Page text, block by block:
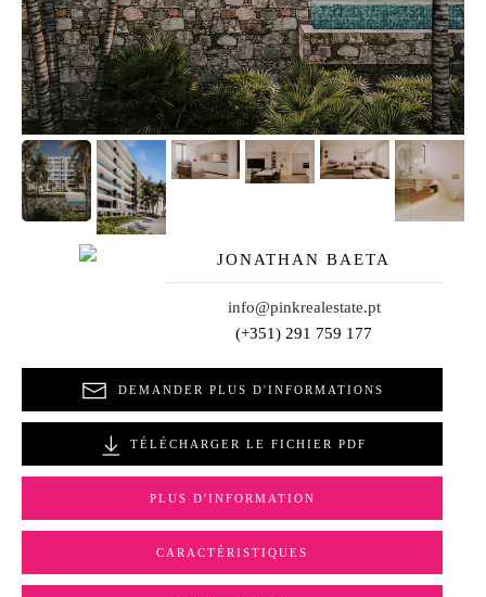
JONATHAN BAETA
info@pinkrealestate.pt
(+351) 291 759 177
DEMANDER PLUS D'INFORMATIONS
TÉLÉCHARGER LE FICHIER PDF
PLUS D'INFORMATION
CARACTÉRISTIQUES